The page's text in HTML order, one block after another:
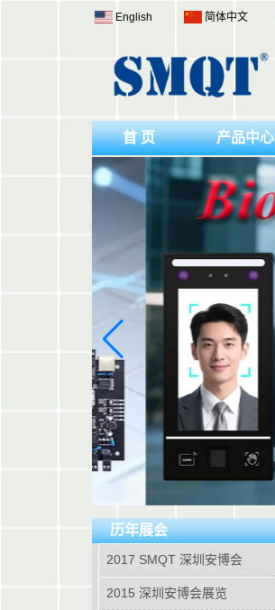
English 简体中文
首 页 产品中心
历年展会
2017 SMQT 深圳安博会
2015 深圳安博会展览